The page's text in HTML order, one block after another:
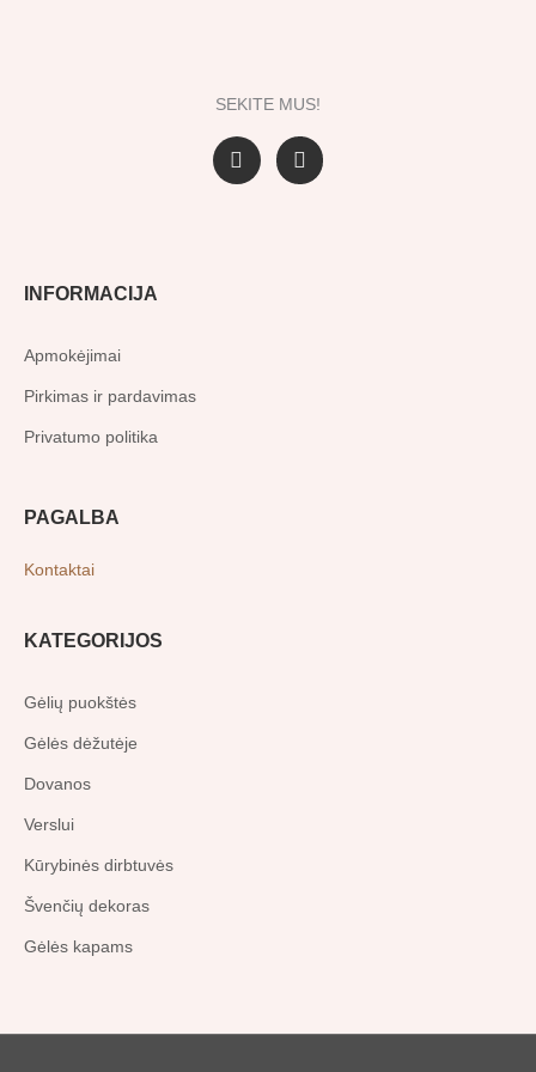
SEKITE MUS!
F
a
I
n
INFORMACIJA
Apmokėjimai
Pirkimas ir pardavimas
Privatumo politika
PAGALBA
Kontaktai
KATEGORIJOS
Gėlių puokštės
Gėlės dėžutėje
Dovanos
Verslui
Kūrybinės dirbtuvės
Švenčių dekoras
Gėlės kapams